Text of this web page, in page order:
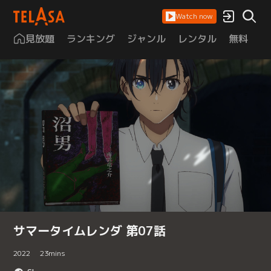
Watch now
見放題 ランキング ジャンル レンタル 無料
サマータイムレンダ 第07話
2022 23mins